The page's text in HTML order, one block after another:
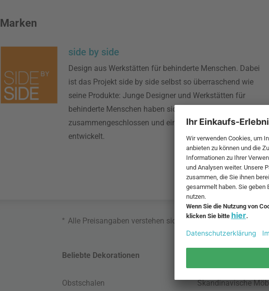
Marken
side by side
Design aus Werkstätten für behinderte Menschen. Dabei
ist das Projekt side by side selbst so überraschend wie
seine Produkte: Junge Designer und Werkstätten für
behinderte Menschen haben sich
zusammengeschlossen und eine neue Kollektion
entwickelt.
* Alle Preisangaben verstehen sich inklusive MwSt. und zzgl.
Beliebte Dekorationen
Obstschalen
Skandinavische